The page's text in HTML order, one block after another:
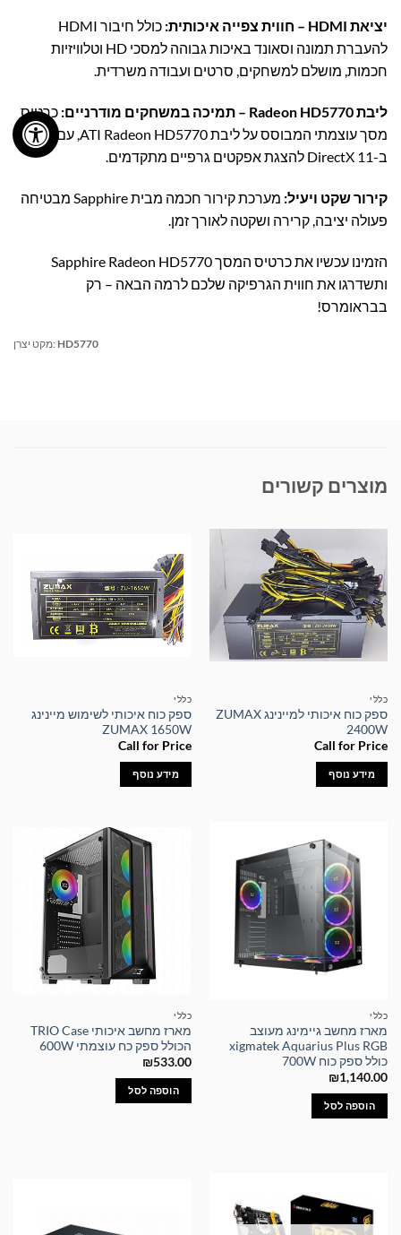
יציאת HDMI – חווית צפייה איכותית:
כולל חיבור HDMI
להעברת תמונה וסאונד באיכות גבוהה למסכי HD וטלוויזיות
חכמות, מושלם למשחקים, סרטים ועבודה משרדית.
ליבת Radeon HD5770 – תמיכה במשחקים מודרניים:
כרטיס
מסך עוצמתי המבוסס על ליבת ATI Radeon HD5770, עם תמיכה
ב-DirectX 11 להצגת אפקטים גרפיים מתקדמים.
קירור שקט ויעיל:
מערכת קירור חכמה מבית Sapphire מבטיחה
פעולה יציבה, קרירה ושקטה לאורך זמן.
הזמינו עכשיו את כרטיס המסך Sapphire Radeon HD5770
ותשדרגו את חווית הגרפיקה שלכם לרמה הבאה – רק
בבראומרס!
מקט יצרן: HD5770
מוצרים קשורים
כללי
ספק כוח איכותי למיינינג ZUMAX
2400W
Call for Price
מידע נוסף
כללי
ספק כוח איכותי לשימוש מיינינג
ZUMAX 1650W
Call for Price
מידע נוסף
כללי
מארז מחשב גיימינג מעוצב
xigmatek Aquarius Plus RGB
כולל ספק כוח 700W
₪1,140.00
הוספה לסל
כללי
מארז מחשב איכותי TRIO Case
הכולל ספק כח עוצמתי 600W
₪533.00
הוספה לסל